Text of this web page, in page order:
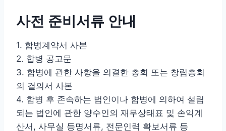
사전 준비서류 안내
1. 합병계약서 사본
2. 합병 공고문
3. 합병에 관한 사항을 의결한 총회 또는 창립총회
의 결의서 사본
4. 합병 후 존속하는 법인이나 합병에 의하여 설립
되는 법인에 관한 양수인의 재무상태표 및 손익계
산서, 사무실 등명서류, 전문인력 확보서류 등